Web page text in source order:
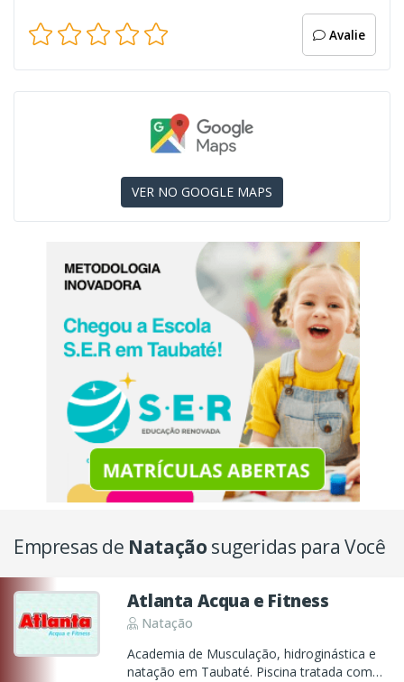
Avalie
VER NO GOOGLE MAPS
Empresas de Nataçãosugeridas para Você
Atlanta Acqua e Fitness
Natação
Academia de Musculação, hidroginástica e
natação em Taubaté. Piscina tratada com